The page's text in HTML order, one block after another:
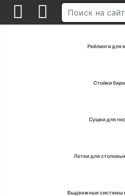
Рейлинги для
Стойки
Сушки для
Лотки для
Выдвижные системы